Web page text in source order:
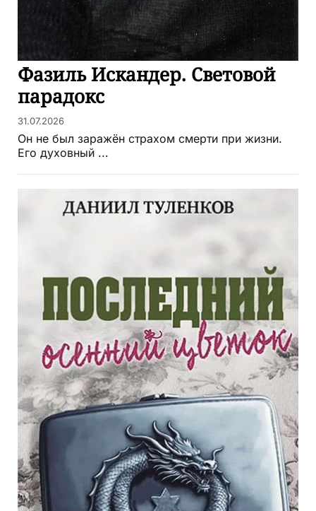
Фазиль Искандер. Световой
парадокс
31.07.2026
Он не был заражён страхом смерти при жизни.
Его духовный ...